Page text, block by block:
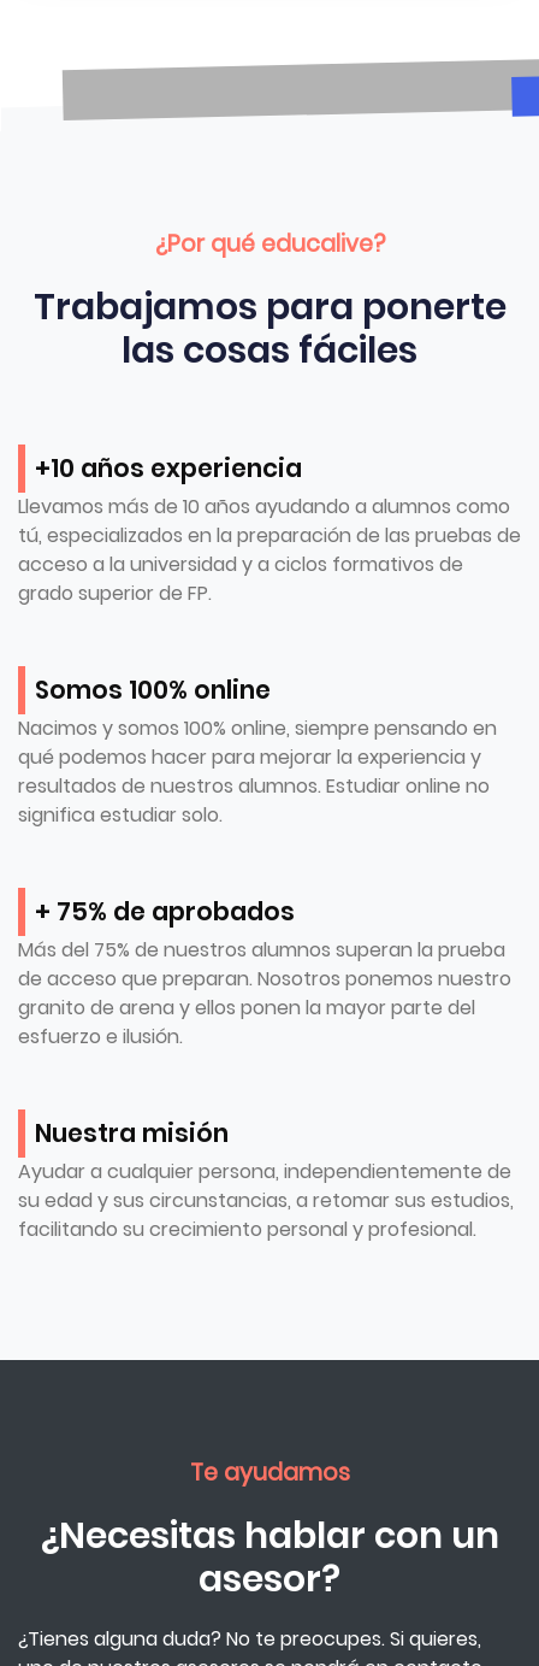
¿Por qué educalive?
Trabajamos para ponerte
las cosas fáciles
+10 años experiencia
Llevamos más de 10 años ayudando a alumnos como
tú, especializados en la preparación de las pruebas de
acceso a la universidad y a ciclos formativos de
grado superior de FP.
Somos 100% online
Nacimos y somos 100% online, siempre pensando en
qué podemos hacer para mejorar la experiencia y
resultados de nuestros alumnos. Estudiar online no
significa estudiar solo.
+ 75% de aprobados
Más del 75% de nuestros alumnos superan la prueba
de acceso que preparan. Nosotros ponemos nuestro
granito de arena y ellos ponen la mayor parte del
esfuerzo e ilusión.
Nuestra misión
Ayudar a cualquier persona, independientemente de
su edad y sus circunstancias, a retomar sus estudios,
facilitando su crecimiento personal y profesional.
Te ayudamos
¿Necesitas hablar con un
asesor?
¿Tienes alguna duda? No te preocupes. Si quieres,